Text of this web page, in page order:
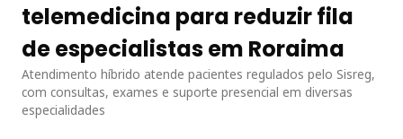
telemedicina para reduzir fila
de especialistas em Roraima
Atendimento híbrido atende pacientes regulados pelo Sisreg,
com consultas, exames e suporte presencial em diversas
especialidades